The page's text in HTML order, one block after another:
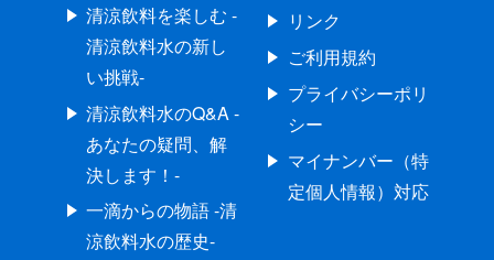
清涼飲料を楽しむ -
清涼飲料水の新し
い挑戦-
清涼飲料水のQ&A -
あなたの疑問、解
決します！-
一滴からの物語 -清
涼飲料水の歴史-
リンク
ご利用規約
プライバシーポリ
シー
マイナンバー（特
定個人情報）対応